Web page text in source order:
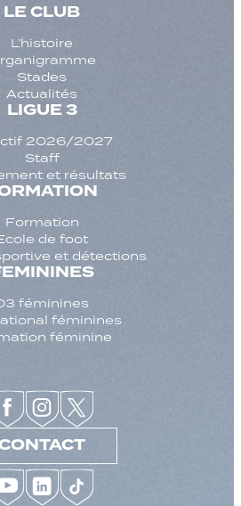
LE CLUB
L’histoire
Stades
Actualités
LIGUE 3
2026/2027
Staff
et résultats
Formation
de foot
et détections
féminines
féminines
féminine